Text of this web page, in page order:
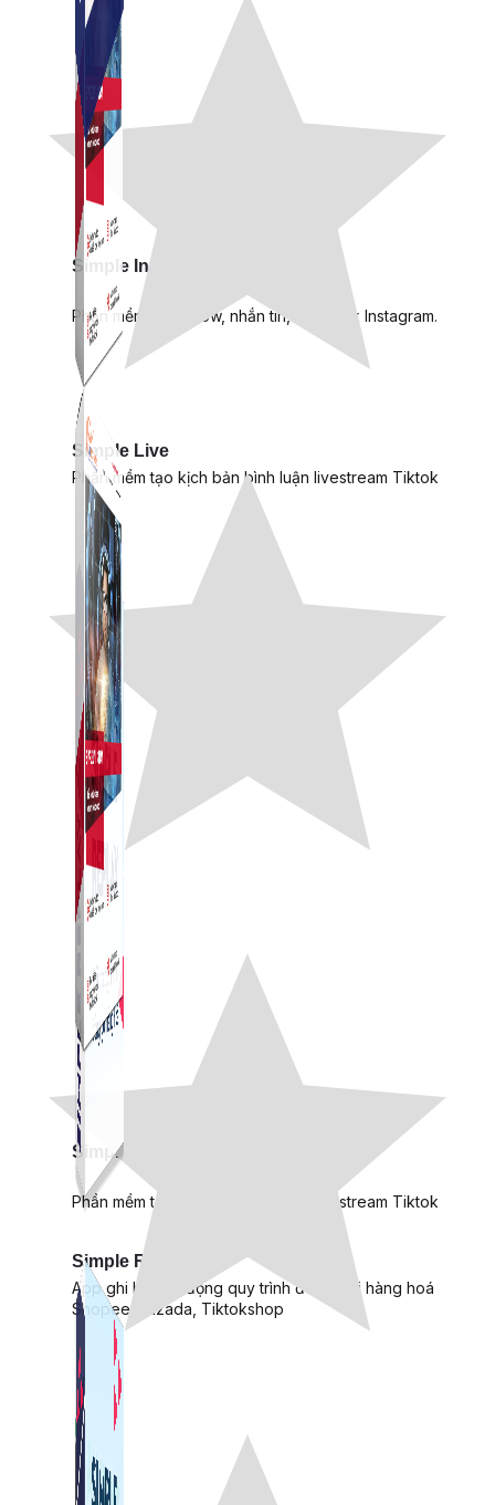
Simple Live
Phần mềm tạo kịch bản bình luận livestream Tiktok
Simple Replay
App ghi hình tự động quy trình đóng gói hàng hoá
Shopee, Lazada, Tiktokshop
Simple Instagram
Phần mềm gửi follow, nhắn tin, nuôi nick Instagram.
Simple Live
Phần mềm tạo kịch bản bình luận livestream Tiktok